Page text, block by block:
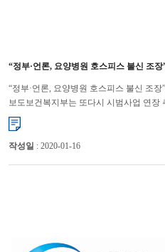
“정부·언론, 요양병원 호스피스 불신 조장
“정부·언론, 요양병원 호스피스 불신 조
보도보건복지부는 또다시 시범사업 연장
시범사업기관의 의료서비스 질이 급성기
작성일 : 2020-01-16